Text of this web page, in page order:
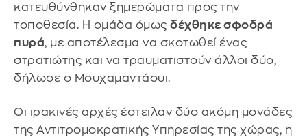
κατευθύνθηκαν ξημερώματα προς την
τοποθεσία. Η ομάδα όμως δέχθηκε σφοδρά
πυρά, με αποτέλεσμα να σκοτωθεί ένας
στρατιώτης και να τραυματιστούν άλλοι δύο,
δήλωσε ο Μουχαμαντάουι.
Οι ιρακινές αρχές έστειλαν δύο ακόμη μονάδες
της Αντιτρομοκρατικής Υπηρεσίας της χώρας, η